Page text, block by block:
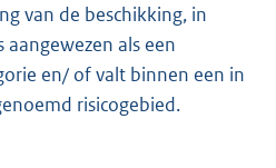
van de beschikking, in
aangewezen als een
en/ of valt binnen een in
risicogebied.